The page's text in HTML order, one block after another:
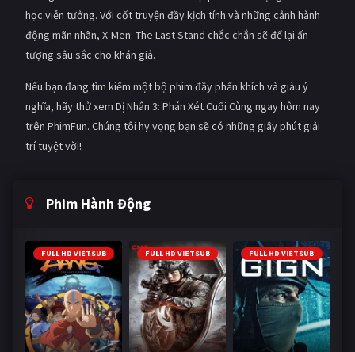
học viễn tưởng. Với cốt truyện đầy kịch tính và những cảnh hành
động mãn nhãn, X-Men: The Last Stand chắc chắn sẽ để lại ấn
tượng sâu sắc cho khán giả.
Nếu bạn đang tìm kiếm một bộ phim đầy phấn khích và giàu ý
nghĩa, hãy thử xem Dị Nhân 3: Phán Xét Cuối Cùng ngay hôm nay
trên PhimFun. Chúng tôi hy vọng bạn sẽ có những giây phút giải
trí tuyệt vời!
Phim Hành Động
FULL HD VIETSUB FULL HD VIETSUB FULL HD VIETSUB